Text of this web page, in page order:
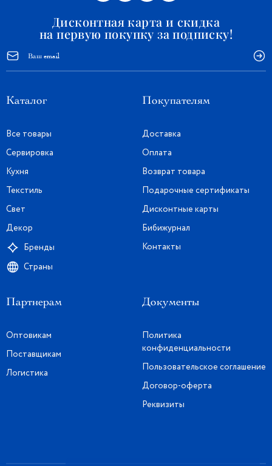
Дисконтная карта и скидка
на первую покупку за подписку!
Каталог
Все товары
Сервировка
Кухня
Текстиль
Свет
Декор
Бренды
Страны
Покупателям
Доставка
Оплата
Возврат товара
Подарочные сертификаты
Дисконтные карты
Бибижурнал
Контакты
Партнерам
Оптовикам
Поставщикам
Логистика
Документы
Политика
конфиденциальности
Пользовательское соглашение
Договор-оферта
Реквизиты